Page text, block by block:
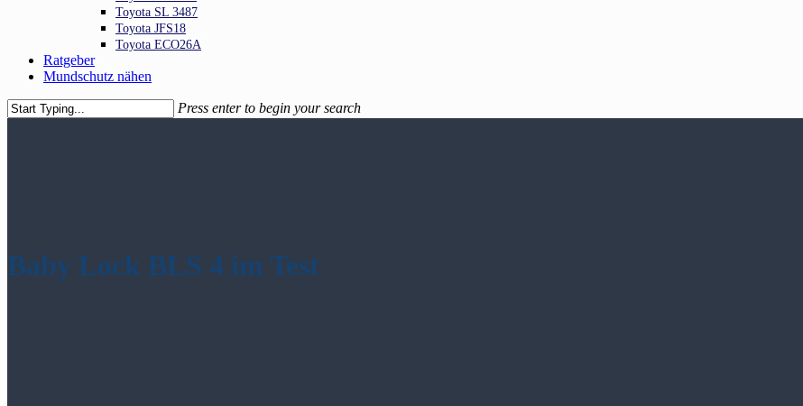
Toyota SL 3487
Toyota JFS18
Toyota ECO26A
Ratgeber
Mundschutz nähen
Press enter to begin your search
Baby Lock BLS 4 im Test